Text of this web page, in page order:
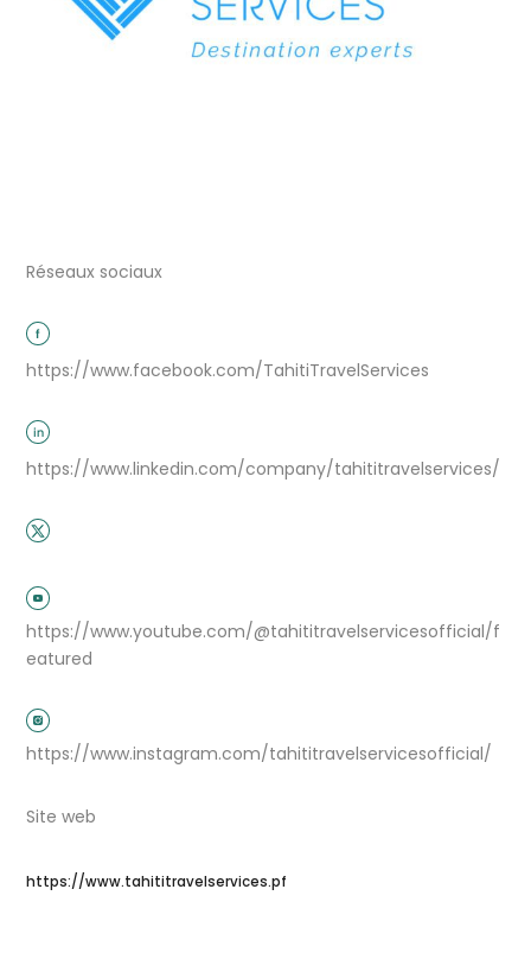
Réseaux sociaux
https://www.facebook.com/TahitiTravelServices
https://www.linkedin.com/company/tahititravelservices/
https://www.youtube.com/@tahititravelservicesofficial/f
eatured
https://www.instagram.com/tahititravelservicesofficial/
Site web
https://www.tahititravelservices.pf